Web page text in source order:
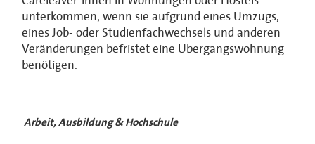
unterkommen, wenn sie aufgrund eines Umzugs,
eines Job- oder Studienfachwechsels und anderen
Veränderungen befristeteine Übergangswohnung
benötigen.
Arbeit, Ausbildung & Hochschule